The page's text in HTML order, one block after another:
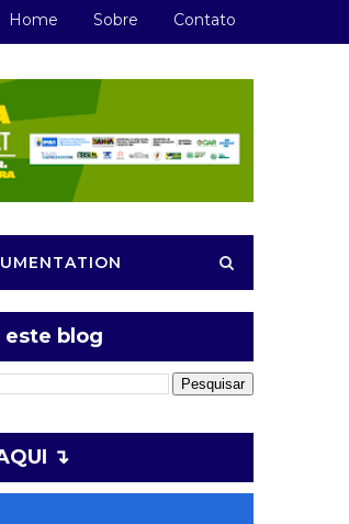
Home Sobre Contato
este blog
↴